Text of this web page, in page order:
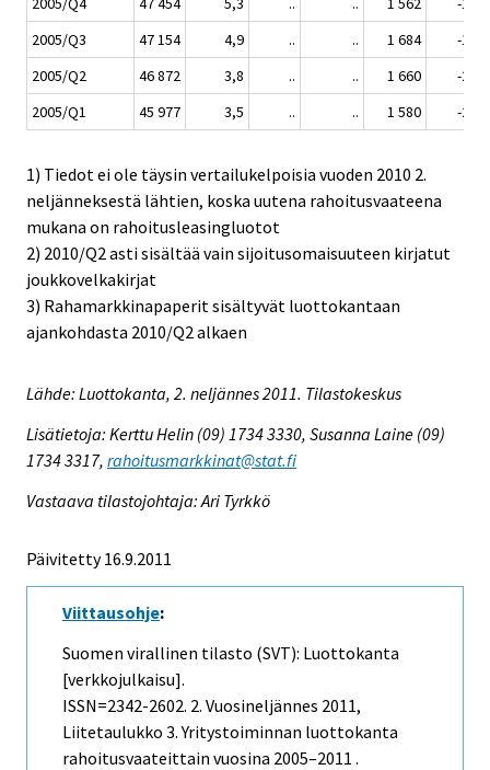
2005/Q3
47 154 4,9 .. .. 1 684
-16,3
2005/Q2
46 872 3,8 .. .. 1 660
-20,6
2005/Q1
45 977 3,5 .. .. 1 580 -24,1
1) Tiedot ei ole täysin vertailukelpoisia vuoden 2010 2.
neljänneksestä lähtien, koska uutena rahoitusvaateena
mukana on rahoitusleasingluotot
2) 2010/Q2 asti sisältää vain sijoitusomaisuuteen kirjatut
joukkovelkakirjat
3) Rahamarkkinapaperit sisältyvät luottokantaan
ajankohdasta 2010/Q2 alkaen
Lähde: Luottokanta, 2. neljännes 2011. Tilastokeskus
Lisätietoja: Kerttu Helin (09) 1734 3330, Susanna Laine (09)
1734 3317, rahoitusmarkkinat@stat.fi
Vastaava tilastojohtaja: Ari Tyrkkö
Päivitetty 16.9.2011
Viittausohje:
Suomen virallinen tilasto (SVT): Luottokanta
[verkkojulkaisu].
ISSN=2342-2602. 2. Vuosineljännes 2011,
Liitetaulukko 3. Yritystoiminnan luottokanta
rahoitusvaateittain vuosina 2005–2011 .